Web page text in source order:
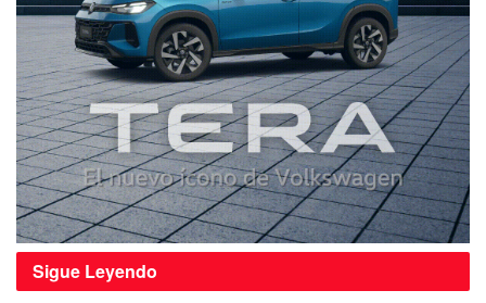
Sigue Leyendo